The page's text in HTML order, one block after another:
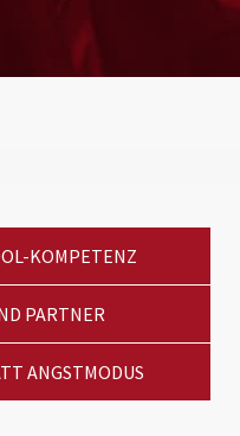
KOMPETENZ
PARTNER
ANGSTMODUS